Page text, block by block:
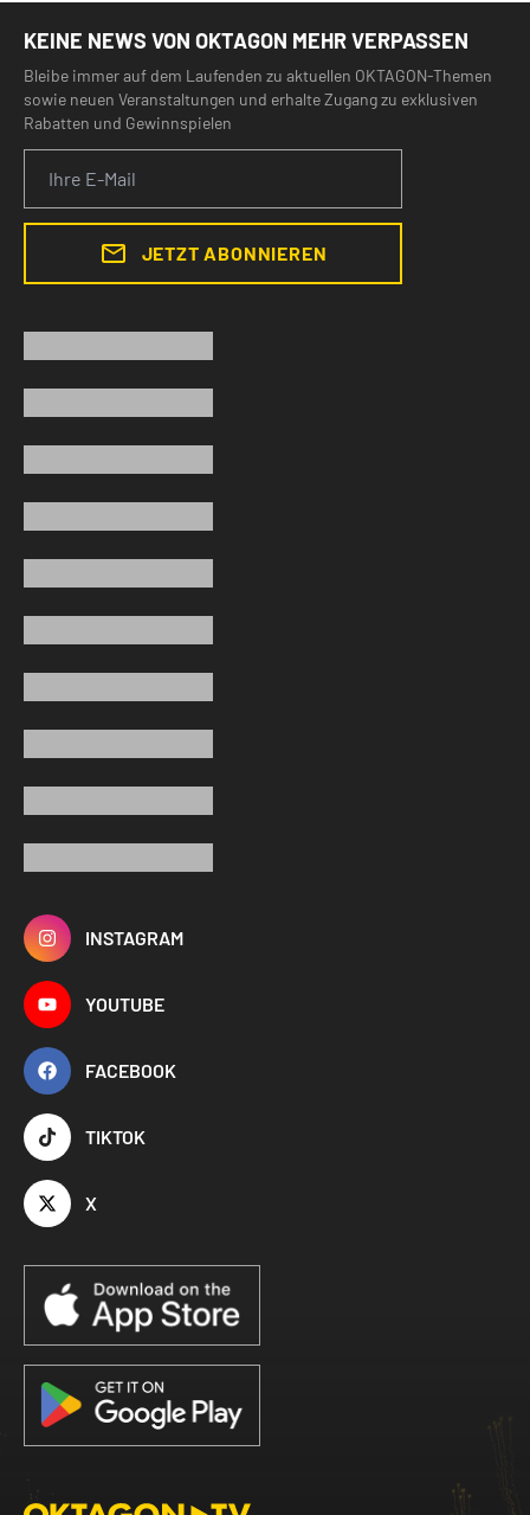
KEINE NEWS VON OKTAGON MEHR VERPASSEN
Bleibe immer auf dem Laufenden zu aktuellen OKTAGON-Themen
sowie neuen Veranstaltungen und erhalte Zugang zu exklusiven
Rabatten und Gewinnspielen
JETZT ABONNIEREN
INSTAGRAM
YOUTUBE
FACEBOOK
TIKTOK
X